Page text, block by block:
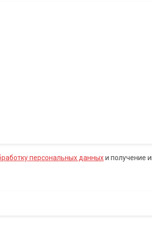
персональных данныхи получение